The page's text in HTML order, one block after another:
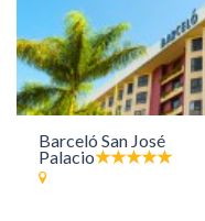
Barceló San José
Palacio